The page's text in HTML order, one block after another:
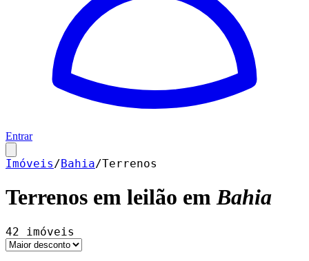
Entrar
Imóveis/Bahia/Terrenos
Terrenos em leilão emBahia
42 imóveis